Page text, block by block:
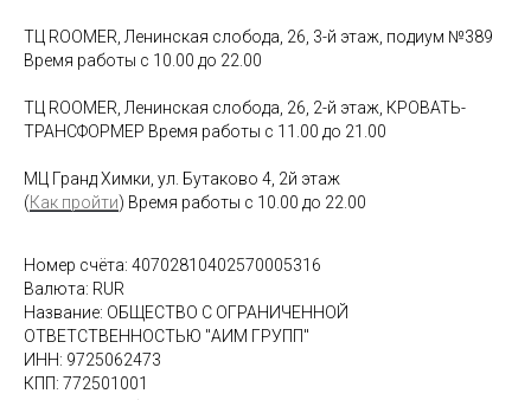
ТЦ ROOMER, Ленинская слобода, 26, 3-й этаж, подиум №389
Время работы с 10.00 до 22.00
ТЦ ROOMER, Ленинская слобода, 26, 2-й этаж, КРОВАТЬ-
ТРАНСФОРМЕР Время работы с 11.00 до 21.00
МЦ Гранд Химки, ул. Бутаково 4, 2й этаж
(Как пройти) Время работы с 10.00 до 22.00
Номер счёта: 40702810402570005316
Валюта: RUR
Название: ОБЩЕСТВО С ОГРАНИЧЕННОЙ
ОТВЕТСТВЕННОСТЬЮ "АИМ ГРУПП"
ИНН: 9725062473
КПП: 772501001